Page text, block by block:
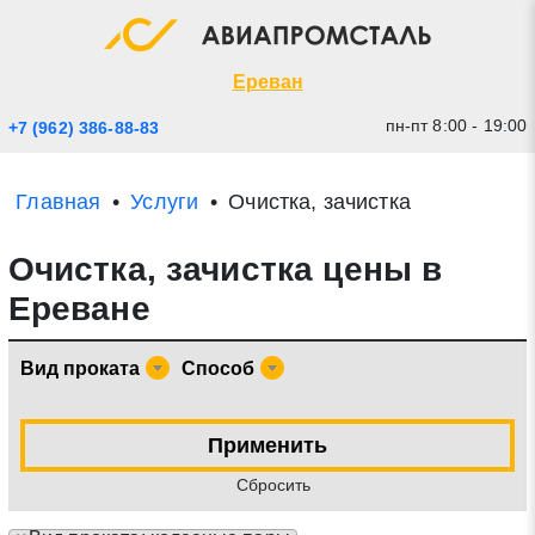
Ереван
+7 (962) 386-88-83 пн-пт 8:00 - 19:00
Главная Услуги Очистка, зачистка
Очистка, зачистка цены в
Ереване
Вид проката Способ
Применить
Cбросить
Экспресс заявка
Прикрепить файл (до 20 mb)
Отправить заявку